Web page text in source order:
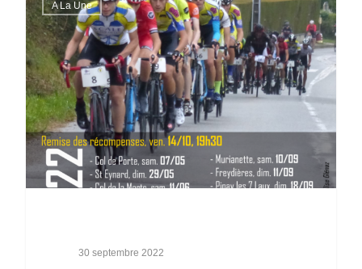
A La Une
30 septembre 2022